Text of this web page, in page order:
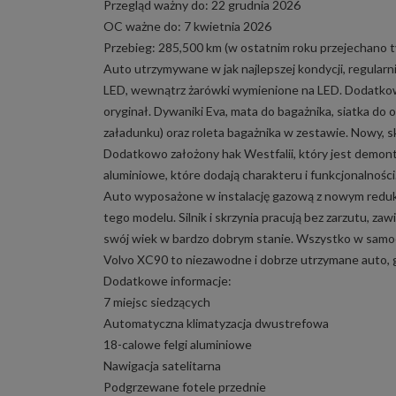
Przegląd ważny do: 22 grudnia 2026
OC ważne do: 7 kwietnia 2026
Przebieg: 285,500 km (w ostatnim roku przejechano
Auto utrzymywane w jak najlepszej kondycji,
LED, wewnątrz żarówki wymienione na LED.
oryginał. Dywaniki Eva, mata do bagażnika, siatka
załadunku) oraz roleta bagażnika w zestawie. Nowy,
Dodatkowo założony hak Westfalii, który jest
aluminiowe, które dodają charakteru i
Auto wyposażone w instalację gazową z nowym
tego modelu. Silnik i skrzynia pracują bez zarzutu,
swój wiek w bardzo dobrym stanie. Wszystko w
Volvo XC90 to niezawodne i dobrze utrzymane auto,
Dodatkowe informacje:
7 miejsc siedzących
Automatyczna klimatyzacja dwustrefowa
18-calowe felgi aluminiowe
Nawigacja satelitarna
Podgrzewane fotele przednie